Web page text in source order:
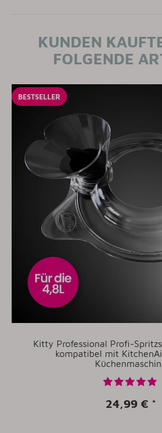
KUNDEN
FOLGENDE
BESTSELLER
Kitty Professional Profi-
kompatibel mit
24,99 € *